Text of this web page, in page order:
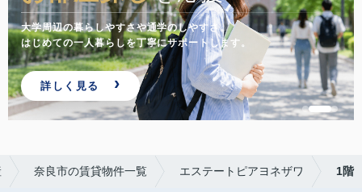
大学周辺の暮らしやすさや通学のしやすさ。
はじめての一人暮らしを丁寧にサポートします。
詳しく見る
奈良市の賃貸物件一覧 エステートピアヨネザワ 1階